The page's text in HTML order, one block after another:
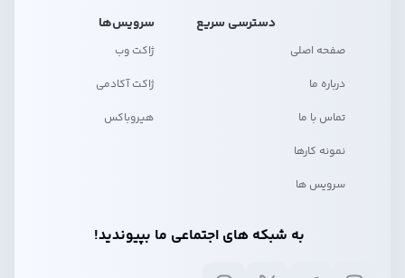
دسترسی سریع
صفحه اصلی
درباره ما
تماس با ما
نمونه کارها
سرویس ها
سرویس‌ها
ژاکت وب
ژاکت آکادمی
هیروباکس
به شبکه های اجتماعی ما بپیوندید!